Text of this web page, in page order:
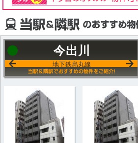
今出川
地下鉄烏丸線